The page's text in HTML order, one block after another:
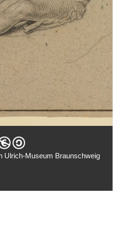
Ulrich-Museum Braunschweig